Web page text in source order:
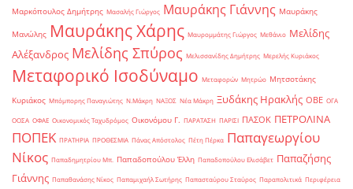
Μαρκόπουλος Δημήτρης Μασαλής Γιώργος Μαυράκης Γιάννης Μαυράκης
Μανώλης Μαυράκης Χάρης Μαυρομμάτης Γιώργος Μεθάνιο Μελίδης
Αλέξανδρος Μελίδης Σπύρος Μελισσανίδης Δημήτρης Μερελής Κυριάκος
Μεταφορικό Ισοδύναμο Μεταφορών Μητρώο Μητσοτάκης
Κυριάκος Μπόμπορης Παναγιώτης Ν.Μάκρη ΝΑΞΟΣ Νέα Μάκρη Ξυδάκης Ηρακλής ΟΒΕ ΟΓΑ
ΟΟΣΑ ΟΦΑΕ Οικονομικός Ταχυδρόμος Οικονόμου Γ. ΠΑΡΑΤΑΣΗ ΠΑΡΙΣΙ ΠΑΣΟΚ ΠΕΤΡΟΛΙΝΑ
ΠΟΠΕΚ ΠΡΑΤΗΡΙΑ ΠΡΟΘΕΣΜΙΑ Πάνας Απόστολος Πέτη Πέρκα Παπαγεωργίου
Νίκος Παπαδημητρίου Μπ. Παπαδοπούλου Έλλη Παπαδοπούλου Ελισάβετ Παπαζήσης
Γιάννης Παπαθανάσης Νίκος Παπαμιχαήλ Σωτήρης Παπασταύρου Σταύρος Παραπολιτικά Περιφέρεια